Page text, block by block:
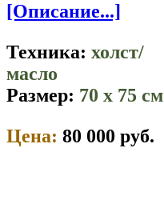
[Описание...]
Техника: холст/
масло
Размер: 70 x 75 см
Цена: 80 000 руб.